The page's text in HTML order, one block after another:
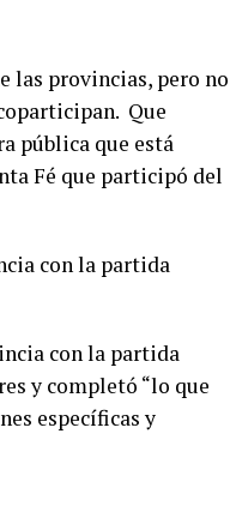
las provincias, pero no
Que
pública que está
Fé que participó del
con la partida
con la partida
y completó “lo que
específicas y